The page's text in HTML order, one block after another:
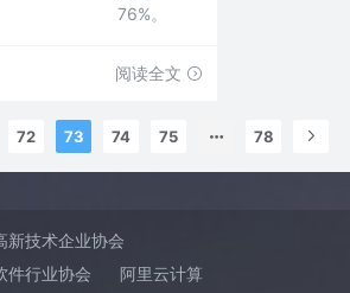
76%。
阅读全文
72 73 74 75 78
新技术企业协会
件行业协会
阿里云计算